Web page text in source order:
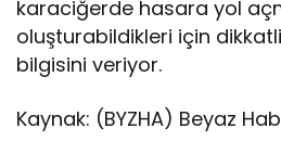
karaciğerde hasara yol
oluşturabildikleri için
bilgisini veriyor.
Kaynak: (BYZHA) Beyaz